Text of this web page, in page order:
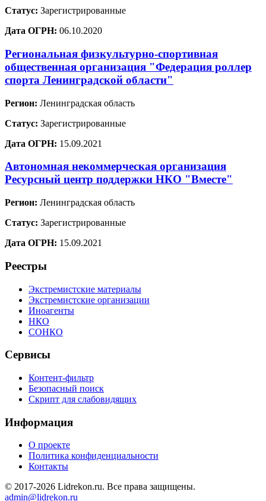
Статус: Зарегистрированные
Дата ОГРН: 06.10.2020
Региональная физкультурно-спортивная
общественная организация "Федерация роллер
спорта Ленинградской области"
Регион: Ленинградская область
Статус: Зарегистрированные
Дата ОГРН: 15.09.2021
Автономная некоммерческая организация
Ресурсный центр поддержки НКО "Вместе"
Регион: Ленинградская область
Статус: Зарегистрированные
Дата ОГРН: 15.09.2021
Реестры
Экстремистские материалы
Экстремистские организации
Иноагенты
НКО
СОНКО
Сервисы
Контент-фильтр
Безопасный поиск
Скрипт для слабовидящих
Информация
О проекте
Политика конфиденциальности
Контакты
© 2017-2026 Lidrekon.ru. Все права защищены.
admin@lidrekon.ru